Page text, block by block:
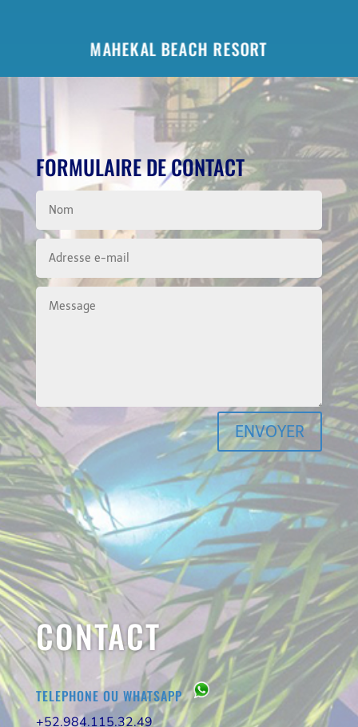
MAHEKAL BEACH RESORT
FORMULAIRE DE CONTACT
ENVOYER
CONTACT
TELEPHONE OU WHATSAPP
+52.984.115.32.49